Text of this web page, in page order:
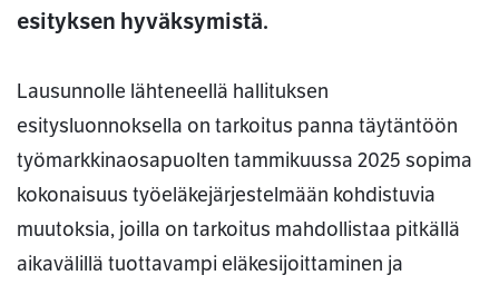
esityksen hyväksymistä.
Lausunnolle lähteneellä hallituksen
esitysluonnoksella on tarkoitus panna täytäntöön
työmarkkinaosapuolten tammikuussa 2025 sopima
kokonaisuus työeläkejärjestelmään kohdistuvia
muutoksia, joilla on tarkoitus mahdollistaa pitkällä
aikavälillä tuottavampi eläkesijoittaminen ja